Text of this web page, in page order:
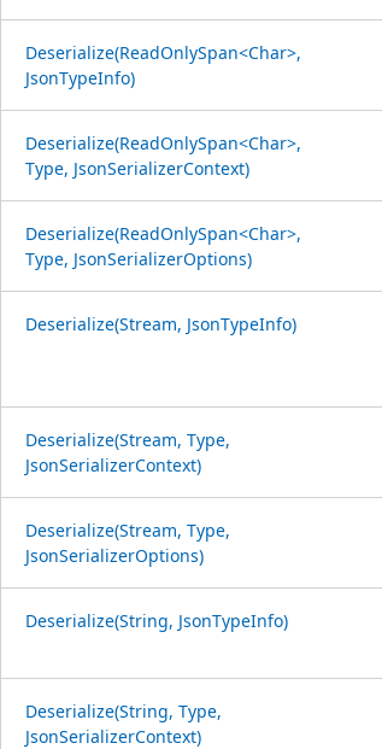
Deserialize(ReadOnlySpan<Char>,
JsonTypeInfo)
Deserialize(ReadOnlySpan<Char>,
Type, JsonSerializerContext)
Deserialize(ReadOnlySpan<Char>,
Type, JsonSerializerOptions)
Deserialize(Stream, JsonTypeInfo)
Deserialize(Stream, Type,
JsonSerializerContext)
Deserialize(Stream, Type,
JsonSerializerOptions)
Deserialize(String, JsonTypeInfo)
Deserialize(String, Type,
JsonSerializerContext)